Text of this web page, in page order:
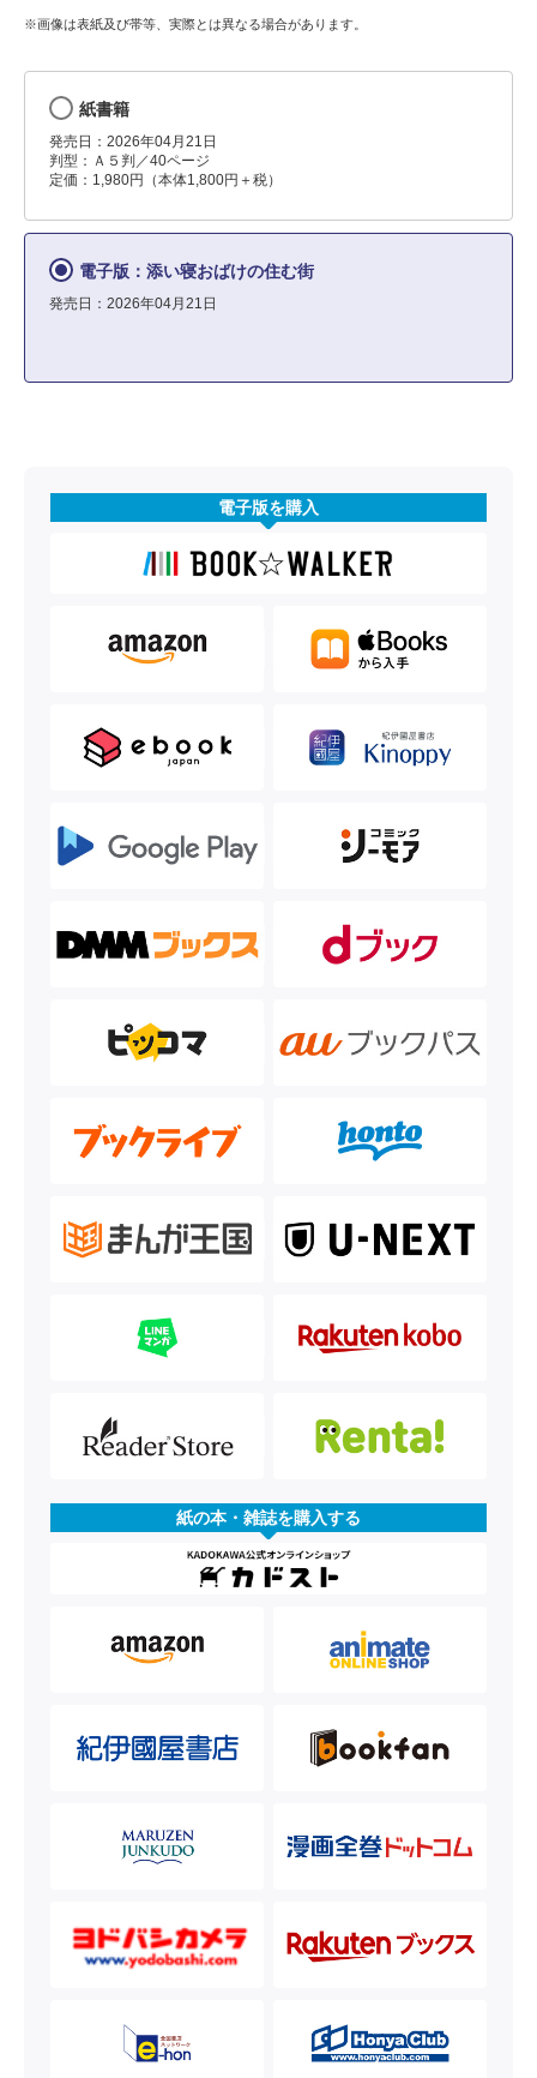
※画像は表紙及び帯等、実際とは異なる場合があります。
紙書籍
発売日：2026年04月21日
判型：Ａ５判／40ページ
定価：1,980円（本体1,800円＋税）
電子版：添い寝おばけの住む街
発売日：2026年04月21日
電子版を購入
紙の本・雑誌を購入する